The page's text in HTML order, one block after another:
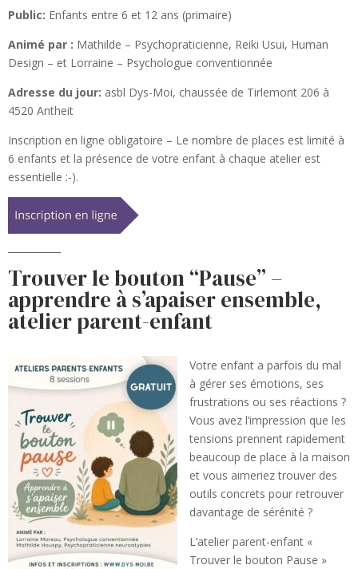
Public: Enfants entre 6 et 12 ans (primaire)
Animé par : Mathilde – Psychopraticienne, Reiki Usui, Human
Design – et Lorraine – Psychologue conventionnée
Adresse du jour: asbl Dys-Moi, chaussée de Tirlemont 206 à
4520 Antheit
Inscription en ligne obligatoire – Le nombre de places est limité à
6 enfants et la présence de votre enfant à chaque atelier est
essentielle :-).
Trouver le bouton “Pause” –
apprendre à s’apaiser ensemble,
atelier parent-enfant
Votre enfant a parfois du mal
à gérer ses émotions, ses
frustrations ou ses réactions ?
Vous avez l’impression que les
tensions prennent rapidement
beaucoup de place à la maison
et vous aimeriez trouver des
outils concrets pour retrouver
davantage de sérénité ?
L’atelier parent-enfant «
Trouver le bouton Pause »